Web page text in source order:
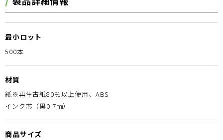
最小ロット
500本
材質
紙※再生古紙80％以上使用、ABS
インク芯（黒0.7㎜）
商品サイズ